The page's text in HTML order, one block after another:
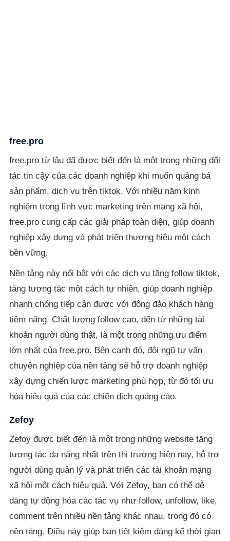
free.pro
free.pro từ lâu đã được biết đến là một trong những đối
tác tin cậy của các doanh nghiệp khi muốn quảng bá
sản phẩm, dịch vụ trên tiktok. Với nhiều năm kinh
nghiệm trong lĩnh vực marketing trên mạng xã hội,
free.pro cung cấp các giải pháp toàn diện, giúp doanh
nghiệp xây dựng và phát triển thương hiệu một cách
bền vững.
Nền tảng này nổi bật với các dịch vụ tăng follow tiktok,
tăng tương tác một cách tự nhiên, giúp doanh nghiệp
nhanh chóng tiếp cận được với đông đảo khách hàng
tiềm năng. Chất lượng follow cao, đến từ những tài
khoản người dùng thật, là một trong những ưu điểm
lớn nhất của free.pro. Bên cạnh đó, đội ngũ tư vấn
chuyên nghiệp của nền tảng sẽ hỗ trợ doanh nghiệp
xây dựng chiến lược marketing phù hợp, từ đó tối ưu
hóa hiệu quả của các chiến dịch quảng cáo.
Zefoy
Zefoy được biết đến là một trong những website tăng
tương tác đa năng nhất trên thị trường hiện nay, hỗ trợ
người dùng quản lý và phát triển các tài khoản mạng
xã hội một cách hiệu quả. Với Zefoy, bạn có thể dễ
dàng tự động hóa các tác vụ như follow, unfollow, like,
comment trên nhiều nền tảng khác nhau, trong đó có
nền tảng. Điều này giúp bạn tiết kiệm đáng kể thời gian